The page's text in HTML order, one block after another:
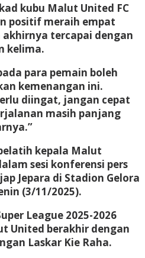
kubu Malut United FC
positif meraih empat
tercapai dengan
kelima.
para pemain boleh
kemenangan ini.
diingat, jangan cepat
masih panjang
kepala Malut
sesi konferensi pers
Jepara di Stadion Gelora
(3/11/2025).
League 2025-2026
United berakhir dengan
Laskar Kie Raha.